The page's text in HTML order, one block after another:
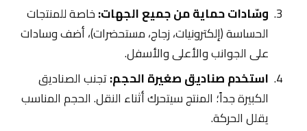
وسّادات حماية من جميع الجهات:خاصة للمنتجات
الحساسة (إلكترونيات، زجاج، مستحضرات)، أضف وسادات
على الجوانب والأعلى والأسفل.
استخدم صناديق صغيرة الحجم:تجنب الصناديق
الكبيرة جداً؛ المنتج سيتحرك أثناء النقل. الحجم المناسب
يقلل الحركة.